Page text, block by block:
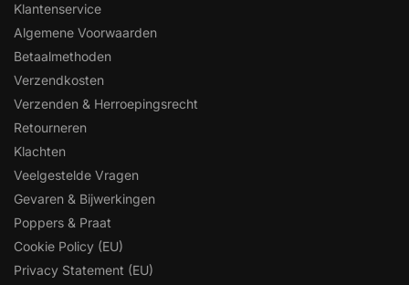
Klantenservice
Algemene Voorwaarden
Betaalmethoden
Verzendkosten
Verzenden & Herroepingsrecht
Retourneren
Klachten
Veelgestelde Vragen
Gevaren & Bijwerkingen
Poppers & Praat
Cookie Policy (EU)
Privacy Statement (EU)